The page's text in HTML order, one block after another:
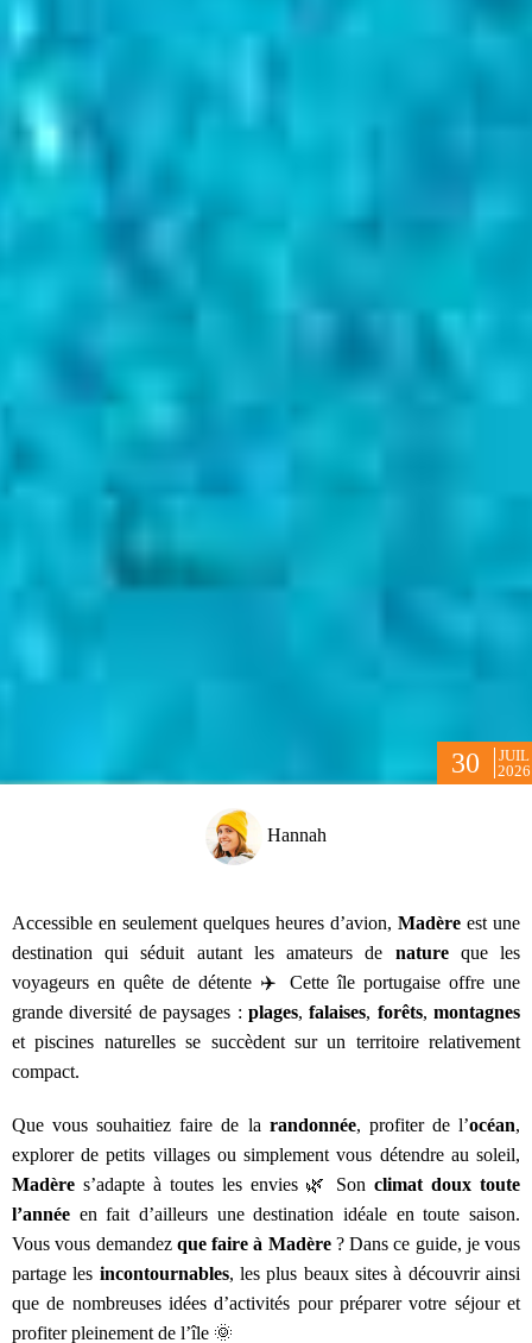
30
JUIL
2026
Hannah
Accessible en seulement quelques heures d’avion, Madère est une
destination qui séduit autant les amateurs de natureque les
voyageurs en quête de détente ✈️ Cette île portugaise offre une
grande diversité de paysages : plages,falaises, forêts, montagnes
et piscines naturelles se succèdent sur un territoire relativement
compact.
Que vous souhaitiez faire de la randonnée, profiter de l’océan,
explorer de petits villages ou simplement vous détendre au soleil,
Madère s’adapte à toutes les envies 🌿 Sonclimat doux toute
l’année en fait d’ailleurs une destination idéale en toute saison.
Vous vous demandez que faire à Madère? Dans ce guide, je vous
partage les incontournables, les plus beaux sites à découvrir ainsi
que de nombreuses idées d’activités pour préparer votre séjour et
profiter pleinement de l’île 🌞